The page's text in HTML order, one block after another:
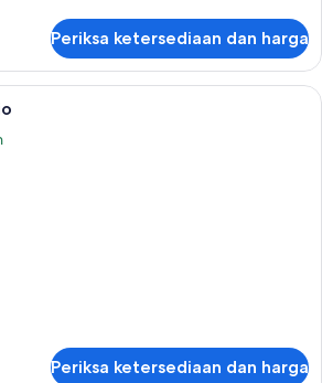
Periksa ketersediaan dan harga
Kamar Eksekutif, patio | Seprai
Periksa ketersediaan dan harga